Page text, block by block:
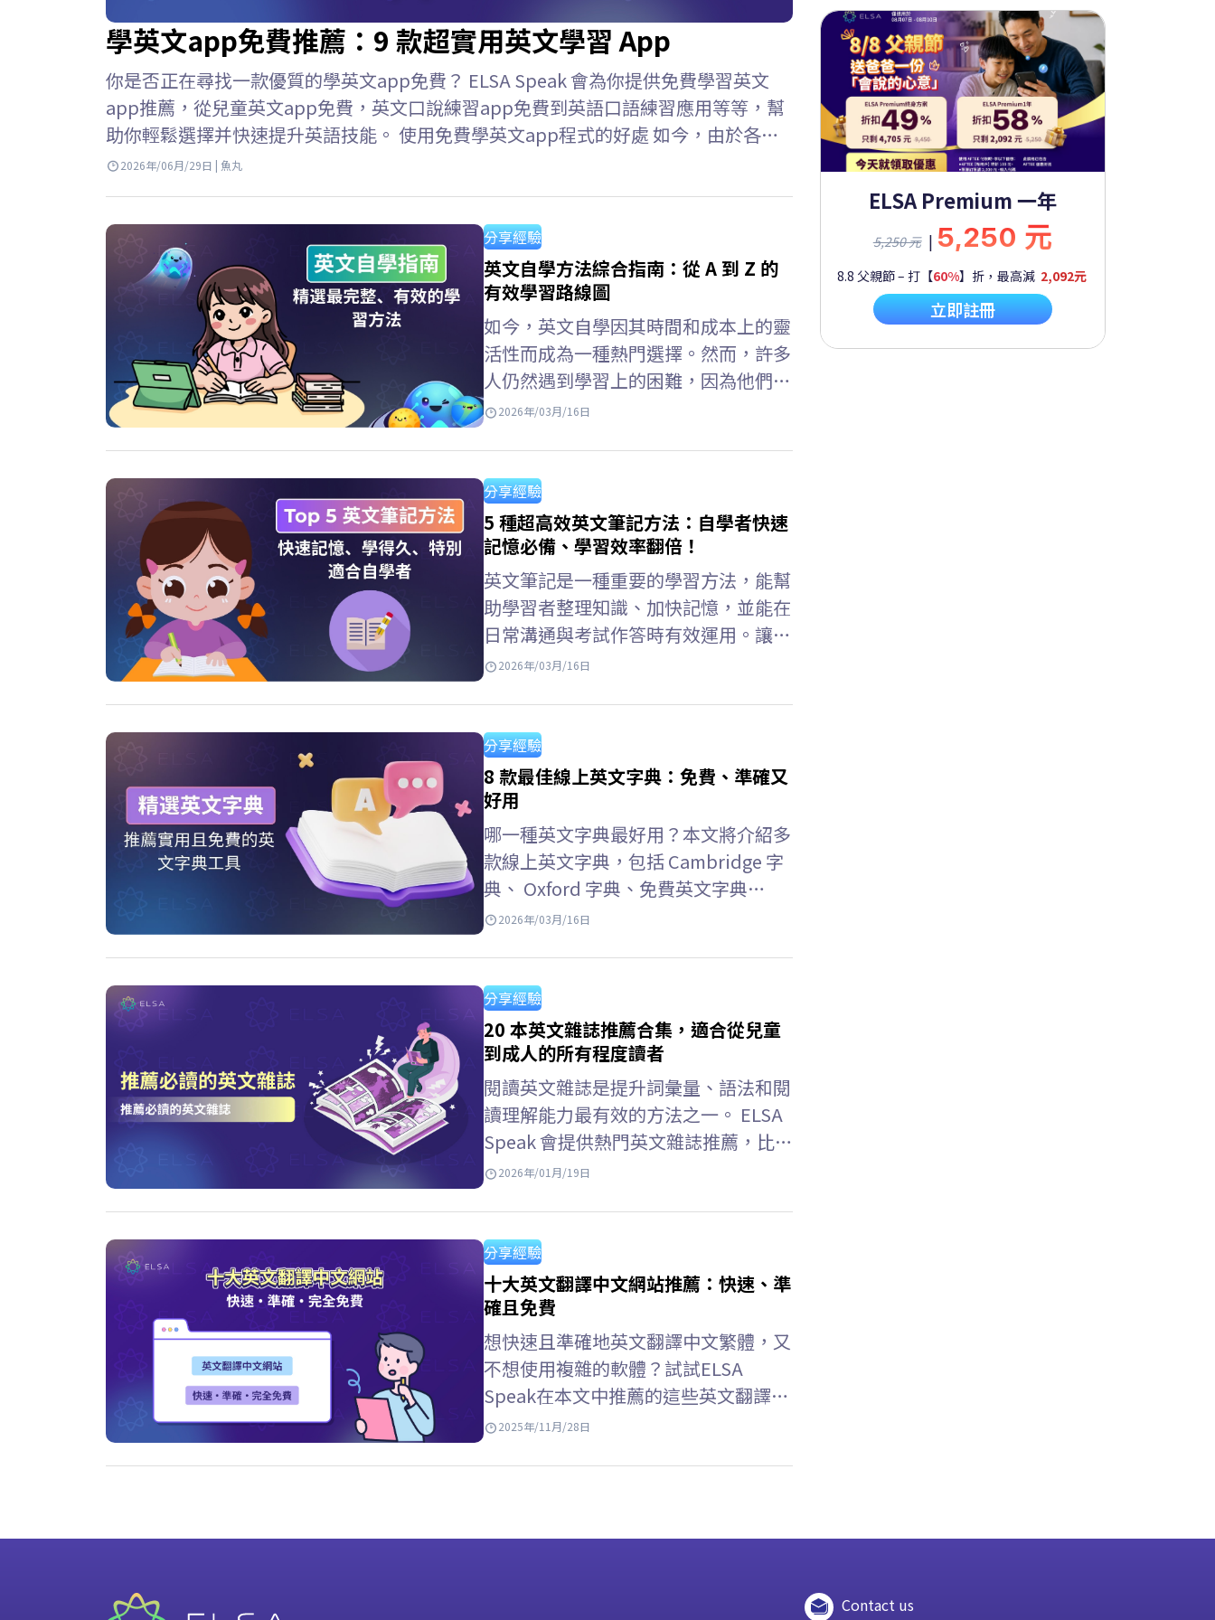
學英文app免費推薦：9 款超實用英文學習 App
你是否正在尋找一款優質的學英文app免費？ ELSA Speak 會為你提供免費學習英文
app推薦，從兒童英文app免費，英文口說練習app免費到英語口語練習應用等等，幫
助你輕鬆選擇并快速提升英語技能。 使用免費學英文app程式的好處 如今，由於各種
免費應用程序，學習英語變得輕鬆便捷。只需一部智能手機和網路連接，你就可以隨時
續學習仍然有效。…
2026年/06月/29日 | 魚丸
分享經驗
英文自學方法綜合指南：從 A 到 Z 的
有效學習路線圖
如今，英文自學因其時間和成本上的靈
活性而成為一種熱門選擇。然而，許多
人仍然遇到學習上的困難，因為他們缺
乏清晰的方法、學習計劃，或不知道從
導、如何制定學習計劃，到推薦合適的
學習資料、網站和應用程序，幫助自學
者提升英語水平。 初學者自學英文的
六個步驟 有效的英文自學規劃是英文
自學第一步。它能幫助你明確目標、時
間安排、學習方法和合適的學習材料，
從而制定更有方向且有效的英文自學
安排。 第一步：學習發音（基礎） 練
習…
2026年/03月/16日
分享經驗
5 種超高效英文筆記方法：自學者快速
記憶必備、學習效率翻倍！
英文筆記是一種重要的學習方法，能幫
助學習者整理知識、加快記憶，並能在
日常溝通與考試作答時有效運用。讓我
們一起透過 ELSA Speak 了解英文筆記
系統，特別適合在家自學英語的學習
者。 ELSA Speak 應用程式上做英文筆
記 ELSA Speak 新增了英語單字筆記與
複習功能。學習者可以在…
2026年/03月/16日
分享經驗
8 款最佳線上英文字典：免費、準確又
好用
哪一種英文字典最好用？本文將介紹多
款線上英文字典，包括 Cambridge 字
典、 Oxford 字典、免費英文字典
APP，以及常見的英文字典查詢方式。
2026年/03月/16日
分享經驗
20 本英文雜誌推薦合集，適合從兒童
到成人的所有程度讀者
閱讀英文雜誌是提升詞彙量、語法和閱
讀理解能力最有效的方法之一。 ELSA
Speak 會提供熱門英文雜誌推薦，比較
它們的難度級別，並介紹免費的線上閱
彙量：在真實脈絡中接觸涵蓋經濟、文
化、科學等多個領域的豐富詞彙。 提
升社會認知：用英语更新全球新闻、趋
势和问题。 增強語言反應能力：熟悉
句型結構和自然表達，提升閱讀理解能
力。 提升綜合技能：透過日常閱讀習
慣，間接提升聽、說、寫能力。 >>增
强詞彙：…
2026年/01月/19日
分享經驗
十大英文翻譯中文網站推薦：快速、準
確且免費
想快速且準確地英文翻譯中文繁體，又
不想使用複雜的軟體？試試ELSA
Speak在本文中推薦的這些英文翻譯中
文網站－方便易用，而且完全免費！
2025年/11月/28日
ELSA Premium 一年
5,250 元 | 5,250 元
8.8 父親節 – 打【60%】折，最高減 2,092元
立即註冊
Contact us